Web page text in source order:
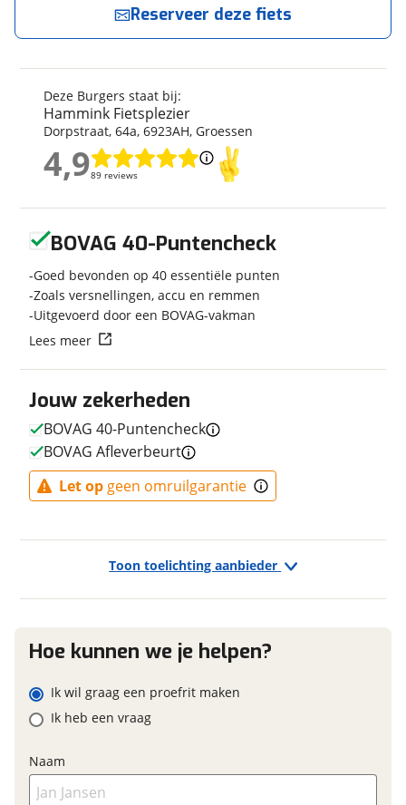
Burgers
Model
Breeze 3V RB
Frametype
Framehoogte
50 cm
Wielmaat
28 inch
Nieuw of occasion
Nieuw
Techniek
Transmissie
Naaf
Aantal versnellingen
3
Fabriekskleur
E-bike
Elektrisch? Niet elektrisch
Garanties
BOVAG Garantie
Fabrieksgarantie
Ja
Toon toelichting aanbieder
Deze Burgers staat bij:
Hammink Fietsplezier
Dorpstraat, 64a, 6923AH, Groessen
4,989 reviews
4,9
Reserveer deze fiets
Hammink Fietsplezier neemt snel contact met
Naam
viaBOVAG.nl verwerkt je persoonsgegevens om je aanvraag zo
goed mogelijk bij de aanbieder te brengen. Lees hier meer
over in onzeprivacyverklaring
Jouw zekerheden
BOVAG 40-Puntencheck
BOVAG Afleverbeurt
Let op geen omruilgarantie
BOVAG 40-Puntencheck
Goed bevonden op 40 essentiële punten
Zoals versnellingen, accu en remmen
Uitgevoerd door een BOVAG-vakman
Lees meer
Hoe kunnen we je helpen?
Ik wil graag een proefrit maken
Ik heb een vraag
Naam